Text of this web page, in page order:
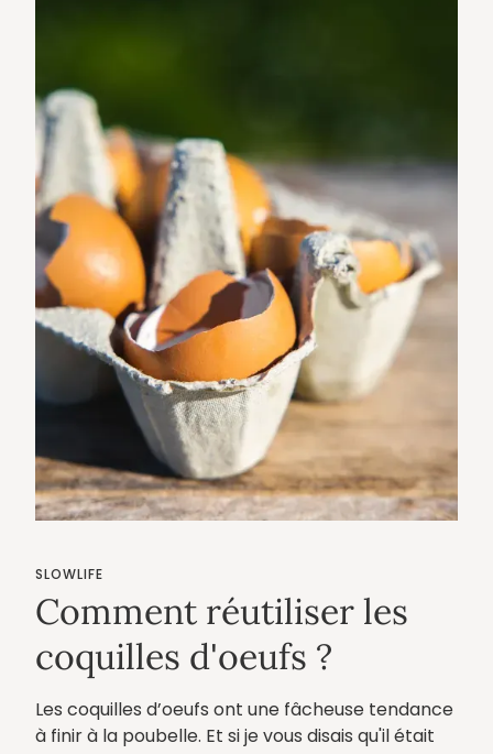
SLOWLIFE
Comment réutiliser les
coquilles d'oeufs ?
Les coquilles d’oeufs ont une fâcheuse tendance
à finir à la poubelle. Et si je vous disais qu'il était